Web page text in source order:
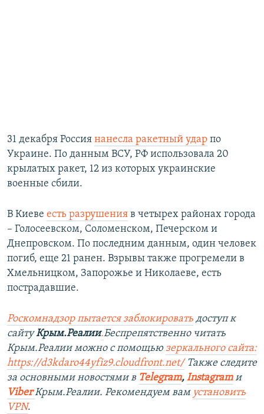
31 декабря Россия нанесла ракетный удар по
Украине. По данным ВСУ, РФ использовала 20
крылатых ракет, 12 из которых украинские
военные сбили.
В Киеве есть разрушения в четырех районах города
– Голосеевском, Соломенском, Печерском и
Днепровском. По последним данным, один человек
погиб, еще 21 ранен. Взрывы также прогремели в
Хмельницком, Запорожье и Николаеве, есть
пострадавшие.
Роскомнадзор пытается заблокировать доступ к
сайтуКрым.Реалии.Беспрепятственно читать
Крым.Реалии можно с помощью зеркального сайта:
https://d3kdaro44yfiz9.cloudfront.net/ Также следите
за основными новостями в Telegram, Instagramи
ViberКрым.Реалии. Рекомендуем вам установить
VPN.